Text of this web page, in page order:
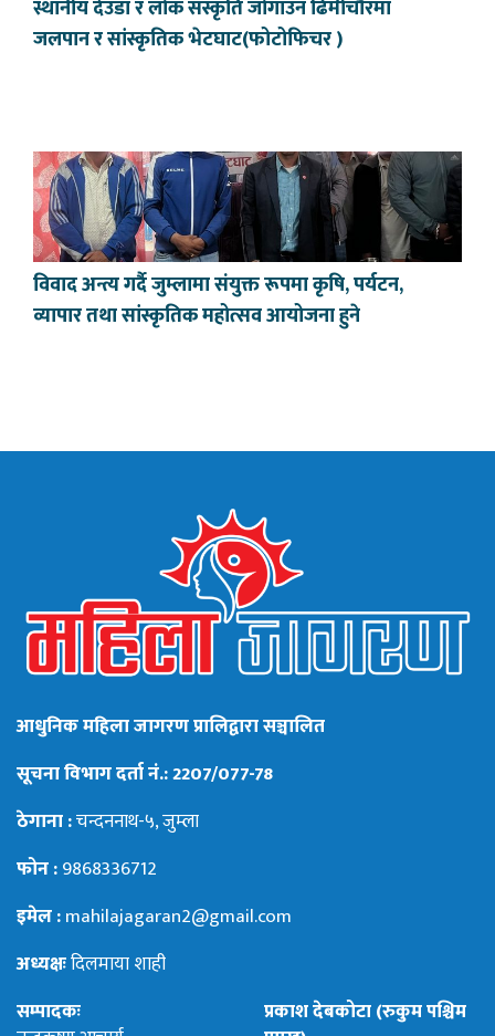
स्थानीय देउडा र लोक संस्कृति जोगाउन ढिमीचौरमा
जलपान र सांस्कृतिक भेटघाट(फोटोफिचर )
विवाद अन्त्य गर्दै जुम्लामा संयुक्त रूपमा कृषि, पर्यटन,
व्यापार तथा सांस्कृतिक महोत्सव आयोजना हुने
आधुनिक महिला जागरण प्रालिद्वारा सञ्चालित
सूचना विभाग दर्ता नं.: 2207/077-78
ठेगाना :चन्दननाथ-५, जुम्ला
फोन :9868336712
इमेल :mahilajagaran2@gmail.com
अध्यक्षःदिलमाया शाही
सम्पादकः
प्रकाश देबकोटा (रुकुम पश्चिम